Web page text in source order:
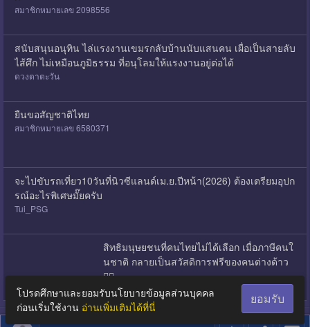
สมาชิกหมายเลข 2098556
สนับสนุนอนุทิน ไล่แรงงานเขมรกลับบ้านนับแสนคน เผื่อเป็นสายลับ
ไส้ศึก ไม่เหมือนภูมิธรรม ที่อนุโลมให้แรงงานอยู่ต่อได้
ดวงตาตะวัน
ยืนขอสัญชาติไทย
สมาชิกหมายเลข 6580371
จะไปขับรถเที่ยว10วันที่นิวซีแลนด์เม.ย.ปีหน้า(2026) ต้องเตรียมอุปก
รณ์อะไรพิเศษมั๊ยครับ
Tui_PSG
สิทธิมนุษยชนที่คนไทยไม่ได้เลือก เมื่อภาษีคนใ
นชาติ กลายเป็นสวัสดิการฟรีของคนต่างด้าว
😮‍💨
Lady_Simplicity
โปรดศึกษาและยอมรับนโยบายข้อมูลส่วนบุคคล
ก่อนเริ่มใช้งาน อ่านเพิ่มเติมได้ที่นี่
ยอมรับ